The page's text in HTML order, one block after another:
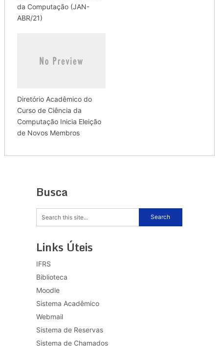
da Computação (JAN-
ABR/21)
Diretório Acadêmico do
Curso de Ciência da
Computação Inicia Eleição
de Novos Membros
Busca
Links Úteis
IFRS
Biblioteca
Moodle
Sistema Acadêmico
Webmail
Sistema de Reservas
Sistema de Chamados